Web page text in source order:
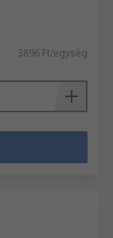
3896 Ft/egység